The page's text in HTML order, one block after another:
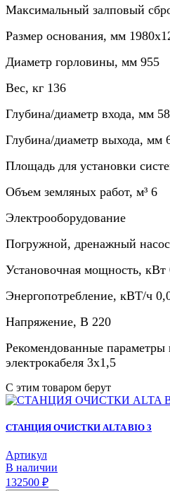
Максимальный залповый
Размер основания, мм
Диаметр горловины, мм 955
Вес, кг 136
Глубина/диаметр входа, мм
Глубина/диаметр выхода, мм
Площадь для установки
Объем земляных работ, м³ 6
Электрооборудование
Погружной, дренажный насос
Установочная мощность, кВт
Энергопотребление, кВТ/ч
Напряжение, В 220
Рекомендованные параметры
электрокабеля 3х1,5
С этим товаром берут
СТАНЦИЯ ОЧИСТКИ ALTA BIO 3
Артикул
В наличии
132500 ₽